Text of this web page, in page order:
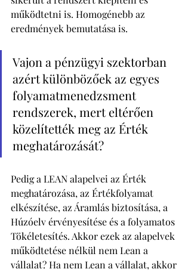
működtetni is. Homogénebb az
eredmények bemutatása is.
Vajon a pénzügyi szektorban
azért különbözőek az egyes
folyamatmenedzsment
rendszerek, mert eltérően
közelítették meg az Érték
meghatározását?
Pedig a LEAN alapelvei az Érték
meghatározása, az Értékfolyamat
elkészítése, az Áramlás biztosítása, a
Húzóelv érvényesítése és a folyamatos
Tökéletesítés. Akkor ezek az alapelvek
működtetése nélkül nem Lean a
vállalat? Ha nem Lean a vállalat, akkor